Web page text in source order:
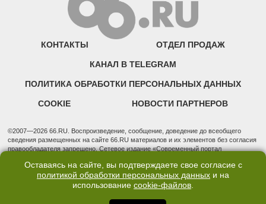
КОНТАКТЫ ОТДЕЛ ПРОДАЖ
КАНАЛ В TELEGRAM
ПОЛИТИКА ОБРАБОТКИ ПЕРСОНАЛЬНЫХ ДАННЫХ
COOKIE НОВОСТИ ПАРТНЕРОВ
©2007—2026 66.RU. Воспроизведение, сообщение, доведение до всеобщего
сведения размещенных на сайте 66.RU материалов и их элементов без согласия
правообладателя запрещено. Сетевое издание «Современный портал
надзору в сфере связи, информационных технологий и массовых коммуникаций
(Роскомнадзор). Регистрационный номер ЭЛ № ФС 77 - 76634 от 02.09.2019
Учредитель: Общество с ограниченной ответственностью "66.ру". Юридический
3, оф. 7015 Фактический адрес редакции и отдела продаж: 620014, Свердловская
Оставаясь на сайте, вы подтверждаете свое согласие с
политикой обработки персональных данных и на
использование cookie-файлов.